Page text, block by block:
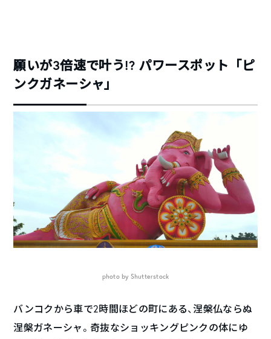
願いが3倍速で叶う!? パワースポット「ピ
ンクガネーシャ」
photo by Shutterstock
バンコクから車で2時間ほどの町にある、涅槃仏ならぬ
涅槃ガネーシャ。奇抜なショッキングピンクの体にゆ